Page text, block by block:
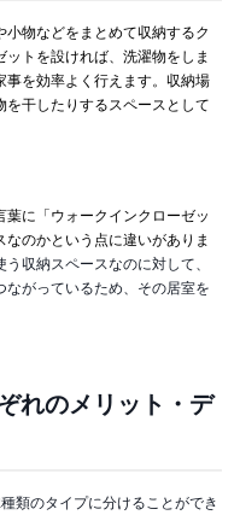
物などをまとめて収納するク
トを設ければ、洗濯物をしま
事を効率よく行えます。収納場
干したりするスペースとして
に「ウォークインクローゼッ
のかという点に違いがありま
収納スペースなのに対して、
がっているため、その居室を
れのメリット・デ
類のタイプに分けることができ